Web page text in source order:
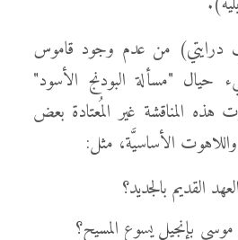
درايتي) من عدم وجود قاموس
"مسألة البودنج الأسود"
المناقشة غير المُعتادة بعض
الأساسيَّة، مثل:
القديم بالجديد؟
بإنجيل يسوع المسيح؟